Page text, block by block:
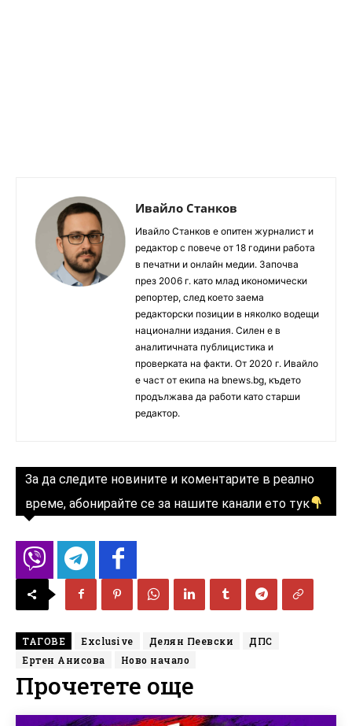
Ивайло Станков
Ивайло Станков е опитен журналист и
редактор с повече от 18 години работа
в печатни и онлайн медии. Започва
през 2006 г. като млад икономически
репортер, след което заема
редакторски позиции в няколко водещи
национални издания. Силен е в
аналитичната публицистика и
проверката на факти. От 2020 г. Ивайло
е част от екипа на bnews.bg, където
продължава да работи като старши
редактор.
За да следите новините и коментарите в реално
време, абонирайте се за нашите канали ето тук
ТАГОВЕ Exclusive Делян Пеевски
ДПС
Ертен Анисова
Ново начало
Прочетете още